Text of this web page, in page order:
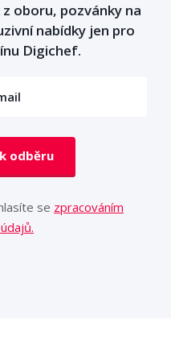
oboru, pozvánky na
nabídky jen pro
Digichef.
odběru
se zpracováním